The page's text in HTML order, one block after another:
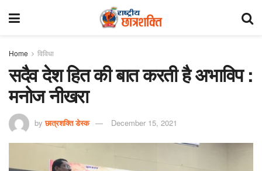
Home विविधा
सदैव देश हित की बात करती है अभाविप :
मनोज नीखरा
by छात्रशक्ति डेस्क December 15, 2021